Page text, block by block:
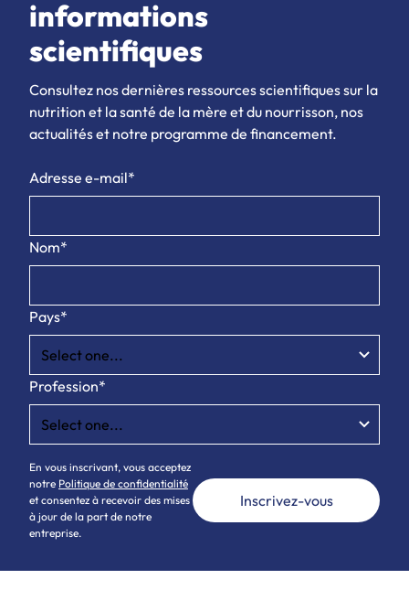
informations
scientifiques
Consultez nos dernières ressources scientifiques sur la
nutrition et la santé de la mère et du nourrisson, nos
actualités et notre programme de financement.
Adresse e-mail*
Nom*
Pays*
Profession*
En vous inscrivant, vous acceptez
notre Politique de confidentialité
et consentez à recevoir des mises
à jour de la part de notre
entreprise.